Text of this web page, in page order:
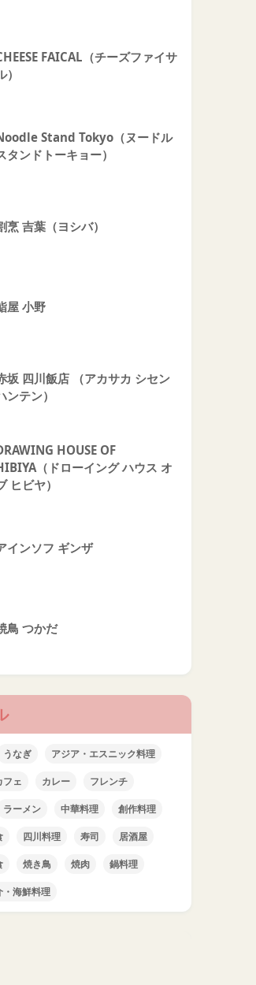
FAICAL（チーズファイサ
）
Stand Tokyo（ヌードル
タンドトーキョー）
烹 吉葉（ヨシバ）
屋 小野
坂 四川飯店 （アカサカ シセン
ンテン）
HOUSE OF
（ドローイング ハウス オ
ヒビヤ）
インソフ ギンザ
鳥 つかだ
うなぎ アジア・エスニック料理
フェ カレー フレンチ
ラーメン 中華料理 創作料理
四川料理 寿司 居酒屋
焼き鳥 焼肉 鍋料理
・海鮮料理